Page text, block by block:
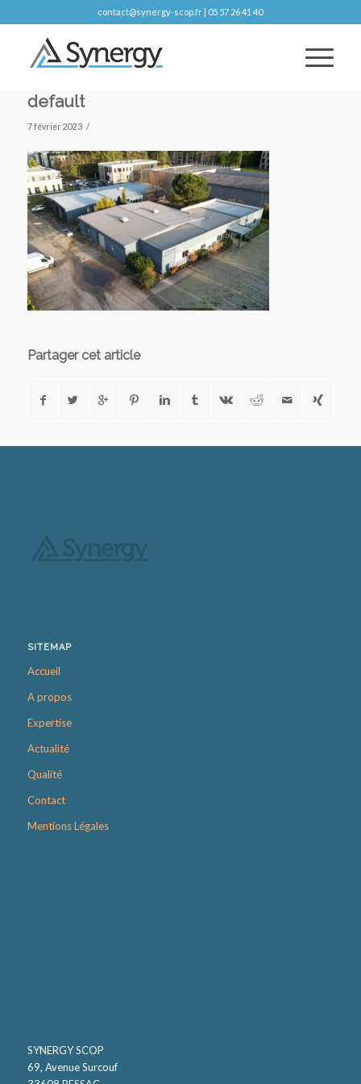
contact@synergy-scop.fr | 05 57 26 41 40
default
7 février 2023 /
Partager cet article
SITEMAP
Accueil
A propos
Expertise
Actualité
Qualité
Contact
Mentions Légales
SYNERGY SCOP
69, Avenue Surcouf